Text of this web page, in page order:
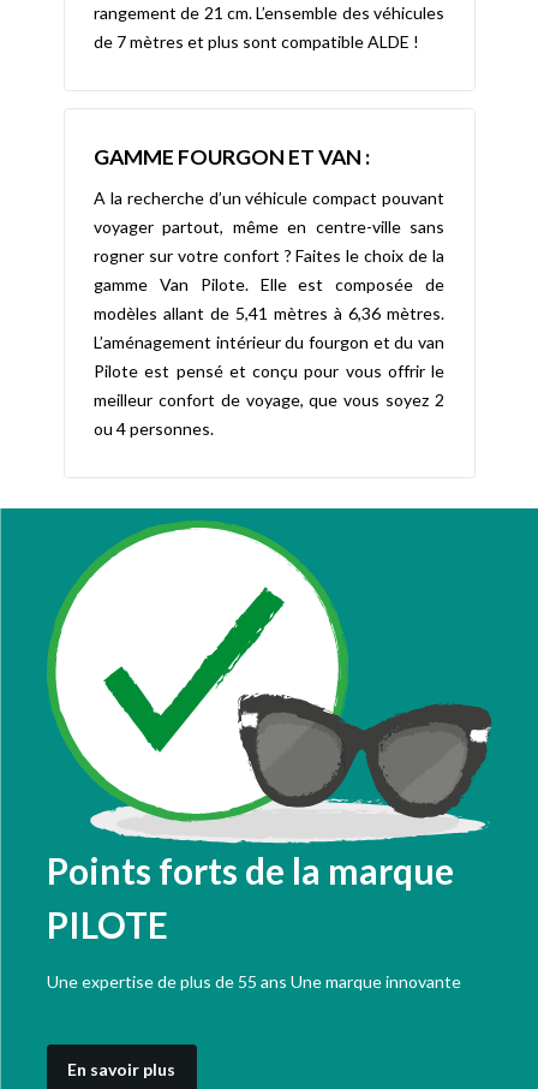
rangement de 21 cm. L’ensemble des véhicules
de 7 mètres et plus sont compatible ALDE !
GAMME FOURGON ET VAN :
A la recherche d’un véhicule compact pouvant
voyager partout, même en centre-ville sans
rogner sur votre confort ? Faites le choix de la
gamme Van Pilote. Elle est composée de
modèles allant de 5,41 mètres à 6,36 mètres.
L’aménagement intérieur du fourgon et du van
Pilote est pensé et conçu pour vous offrir le
meilleur confort de voyage, que vous soyez 2
ou 4 personnes.
Points forts de la marque
PILOTE
Une expertise de plus de 55 ans Une marque innovante
En savoir plus